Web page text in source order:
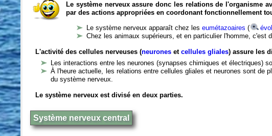
Le système nerveux assure donc les relations de l'organisme
par des actions appropriées en coordonant fonctionnellement
Le système nerveux apparaît chez leseumétazoaires (
Chez les animaux supérieurs, et en particulier l'homme, c'est
L'activité des cellules nerveuses (neurones etcellules gliales) assure les
Les interactions entre les neurones (synapses chimiques et électriques)
À l'heure actuelle, les relations entre cellules gliales et neurones sont de
du système nerveux.
Le système nerveux est divisé en deux parties.
Système nerveux central